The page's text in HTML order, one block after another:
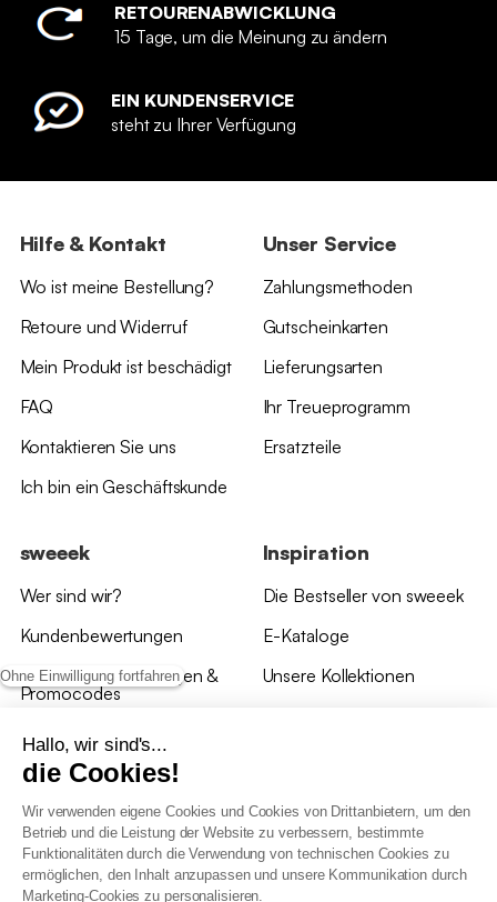
Ohne Einwilligung fortfahren
Hallo, wir sind's...
die Cookies!
Wir verwenden eigene Cookies und Cookies von Drittanbietern, um den
Betrieb und die Leistung der Website zu verbessern, bestimmte
Funktionalitäten durch die Verwendung von technischen Cookies zu
ermöglichen, den Inhalt anzupassen und unsere Kommunikation durch
Marketing-Cookies zu personalisieren.
RETOURENABWICKLUNG
15 Tage, um die Meinung zu ändern
EIN KUNDENSERVICE
steht zu Ihrer Verfügung
Hilfe & Kontakt
Wo ist meine Bestellung?
Retoure und Widerruf
Mein Produkt ist beschädigt
FAQ
Kontaktieren Sie uns
Ich bin ein Geschäftskunde
Unser Service
Zahlungsmethoden
Gutscheinkarten
Lieferungsarten
Ihr Treueprogramm
Ersatzteile
sweeek
Wer sind wir?
Kundenbewertungen
*Angebotsbedingungen &
Promocodes
Bewertungen von sweeek
Unsere Geschäfte
Inspiration
Die Bestseller von sweeek
E-Kataloge
Unsere Kollektionen